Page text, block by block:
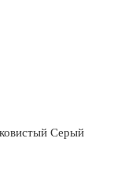
Серый